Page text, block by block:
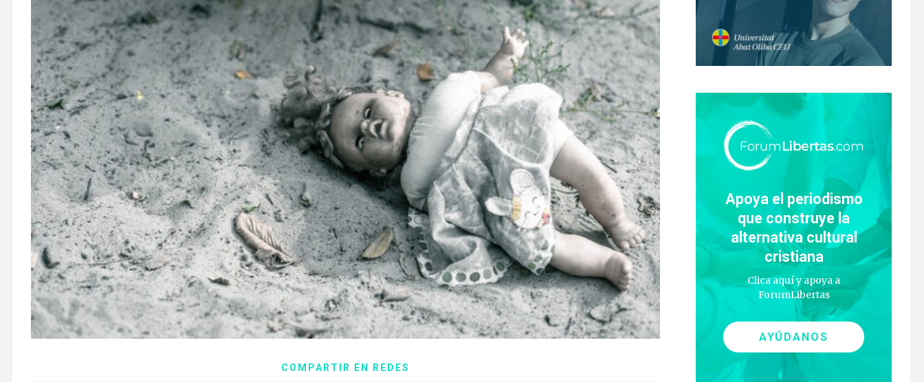
COMPARTIR EN REDES
Apoya el periodismo
que construye la
alternativa cultural
cristiana
Clica aquí y apoya a
ForumLibertas
AYÚDANOS